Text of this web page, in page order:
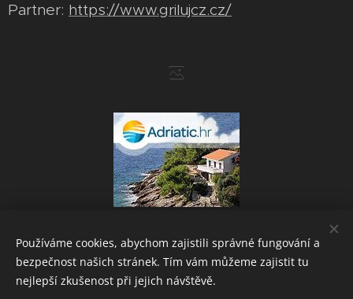
Partner: https://www.grilujcz.cz/
Powered byWebnode Cookies
Používáme cookies, abychom zajistili správné fungování a
bezpečnost našich stránek. Tím vám můžeme zajistit tu
nejlepší zkušenost při jejich návštěvě.